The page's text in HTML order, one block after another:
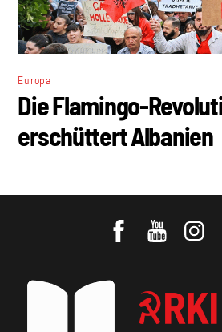
Europa
Die Flamingo-
erschüttert Albanien